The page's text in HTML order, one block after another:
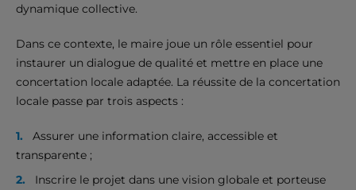
dynamique collective.
Dans ce contexte, le maire joue un rôle essentiel pour
instaurer un dialogue de qualité et mettre en place une
concertation locale adaptée. La réussite de la concertation
locale passe par trois aspects :
Assurer une information claire, accessible et
transparente ;
Inscrire le projet dans une vision globale et porteuse